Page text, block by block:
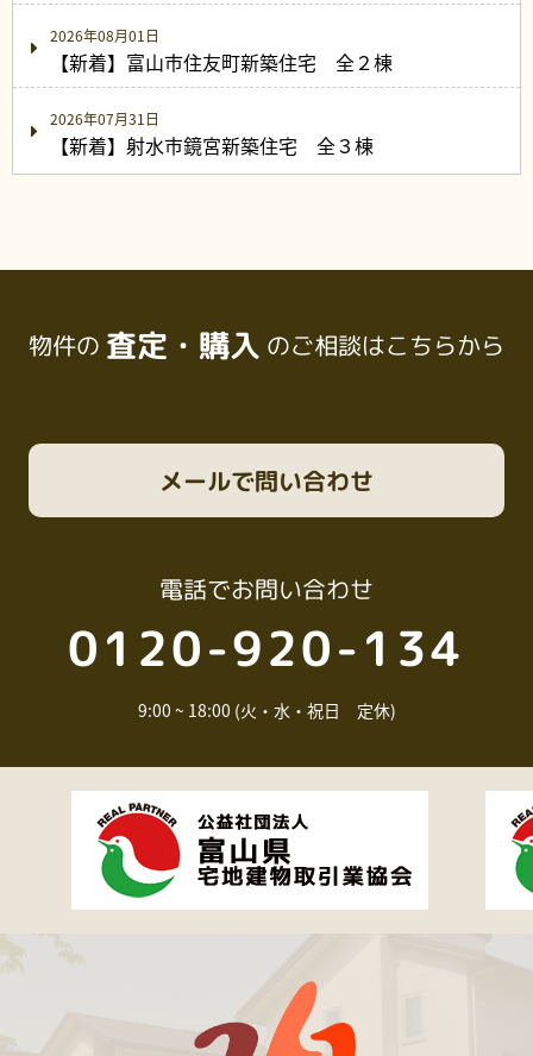
2026年08月01日
【新着】富山市住友町新築住宅 全２棟
2026年07月31日
【新着】射水市鏡宮新築住宅 全３棟
物件の 査定・購入 のご相談はこちらから
電話でお問い合わせ
0120-920-134
9:00 ~ 18:00 (火・水・祝日 定休)
メールで問い合わせ